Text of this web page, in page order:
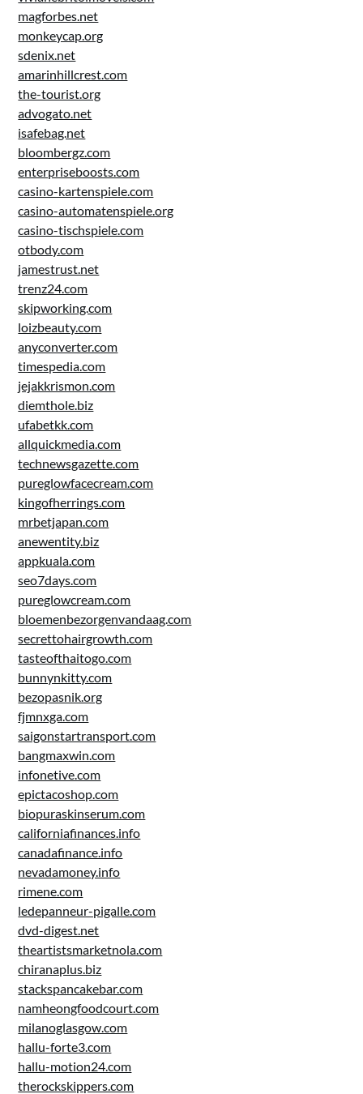
magforbes.net
monkeycap.org
sdenix.net
amarinhillcrest.com
the-tourist.org
advogato.net
isafebag.net
bloombergz.com
enterpriseboosts.com
casino-kartenspiele.com
casino-automatenspiele.org
casino-tischspiele.com
otbody.com
jamestrust.net
trenz24.com
skipworking.com
loizbeauty.com
anyconverter.com
timespedia.com
jejakkrismon.com
diemthole.biz
ufabetkk.com
allquickmedia.com
technewsgazette.com
pureglowfacecream.com
kingofherrings.com
mrbetjapan.com
anewentity.biz
appkuala.com
seo7days.com
pureglowcream.com
bloemenbezorgenvandaag.com
secrettohairgrowth.com
tasteofthaitogo.com
bunnynkitty.com
bezopasnik.org
fjmnxga.com
saigonstartransport.com
bangmaxwin.com
infonetive.com
epictacoshop.com
biopuraskinserum.com
californiafinances.info
canadafinance.info
nevadamoney.info
rimene.com
ledepanneur-pigalle.com
dvd-digest.net
theartistsmarketnola.com
chiranaplus.biz
stackspancakebar.com
namheongfoodcourt.com
milanoglasgow.com
hallu-forte3.com
hallu-motion24.com
therockskippers.com